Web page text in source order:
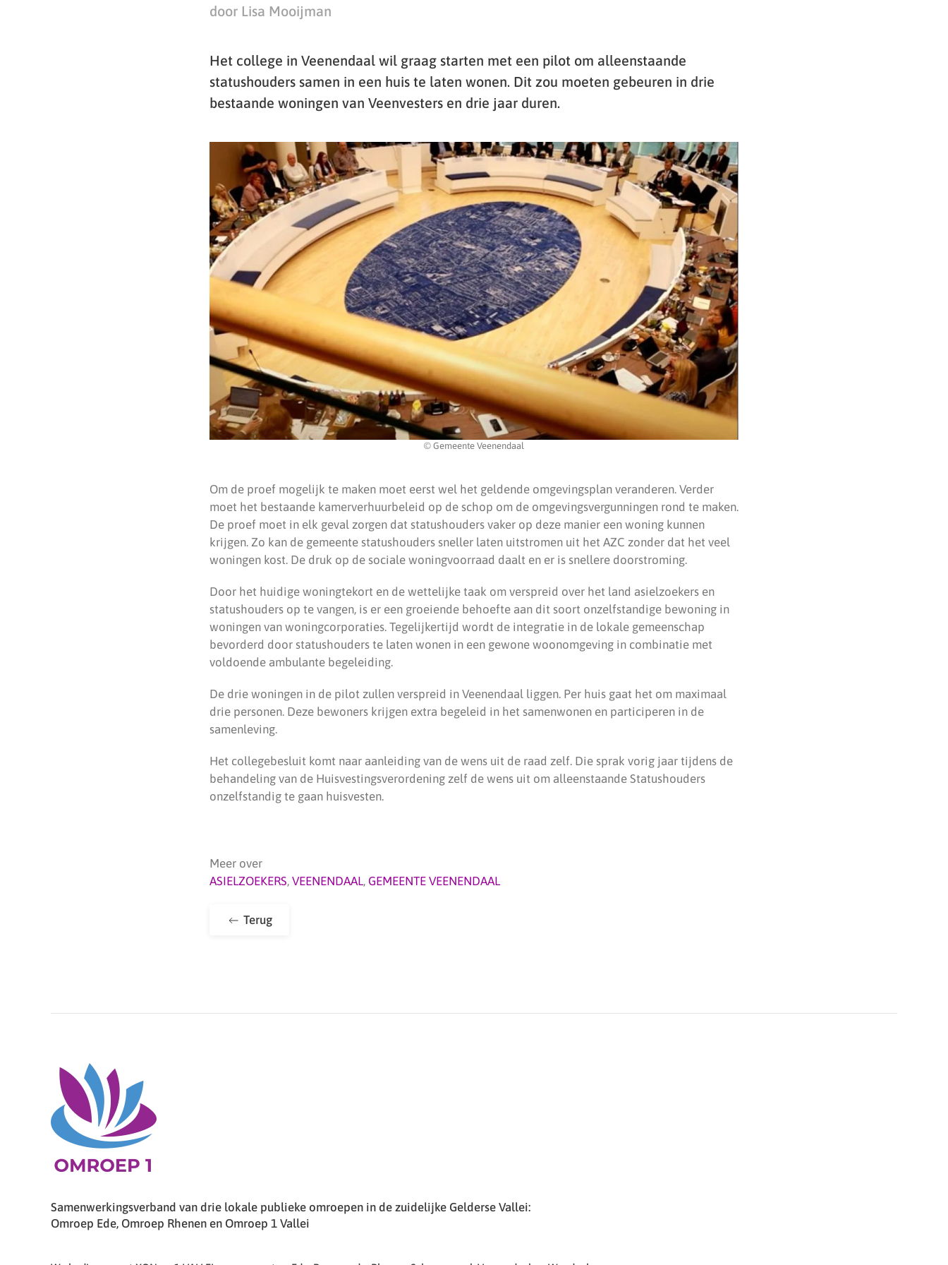
door Lisa Mooijman
Het college in Veenendaal wil graag starten met een pilot om alleenstaande
statushouders samen in een huis te laten wonen. Dit zou moeten gebeuren in drie
bestaande woningen van Veenvesters en drie jaar duren.
© Gemeente Veenendaal
Om de proef mogelijk te maken moet eerst wel het geldende omgevingsplan veranderen. Verder
moet het bestaande kamerverhuurbeleid op de schop om de omgevingsvergunningen rond te maken.
De proef moet in elk geval zorgen dat statushouders vaker op deze manier een woning kunnen
krijgen. Zo kan de gemeente statushouders sneller laten uitstromen uit het AZC zonder dat het veel
woningen kost. De druk op de sociale woningvoorraad daalt en er is snellere doorstroming.
Door het huidige woningtekort en de wettelijke taak om verspreid over het land asielzoekers en
statushouders op te vangen, is er een groeiende behoefte aan dit soort onzelfstandige bewoning in
woningen van woningcorporaties. Tegelijkertijd wordt de integratie in de lokale gemeenschap
bevorderd door statushouders te laten wonen in een gewone woonomgeving in combinatie met
voldoende ambulante begeleiding.
De drie woningen in de pilot zullen verspreid in Veenendaal liggen. Per huis gaat het om maximaal
drie personen. Deze bewoners krijgen extra begeleid in het samenwonen en participeren in de
samenleving.
Het collegebesluit komt naar aanleiding van de wens uit de raad zelf. Die sprak vorig jaar tijdens de
behandeling van de Huisvestingsverordening zelf de wens uit om alleenstaande Statushouders
onzelfstandig te gaan huisvesten.
Meer over
ASIELZOEKERS, VEENENDAAL, GEMEENTE VEENENDAAL
Terug
Samenwerkingsverband van drie lokale publieke omroepen in de zuidelijke Gelderse Vallei:
Omroep Ede, Omroep Rhenen en Omroep 1 Vallei